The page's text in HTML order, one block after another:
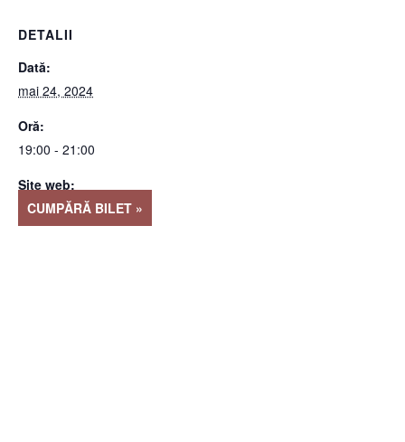
DETALII
Dată:
mai 24, 2024
Oră:
19:00 - 21:00
Site web:
CUMPĂRĂ BILET »